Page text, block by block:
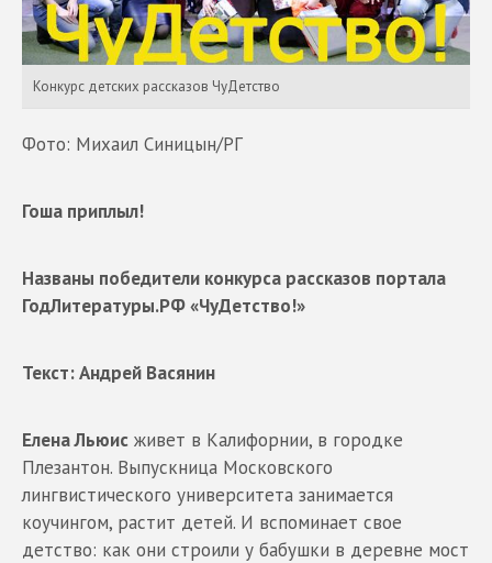
Конкурс детских рассказов ЧуДетство
Фото: Михаил Синицын/РГ
Гоша приплыл!
Названы победители конкурса рассказов портала
ГодЛитературы.РФ «ЧуДетство!»
Текст: Андрей Васянин
Елена Льюис живет в Калифорнии, в городке
Плезантон. Выпускница Московского
лингвистического университета занимается
коучингом, растит детей. И вспоминает свое
детство: как они строили у бабушки в деревне мост